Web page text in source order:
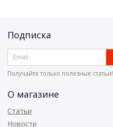
Подписка
Получайте только полезные статьи!
О магазине
Статьи
Новости